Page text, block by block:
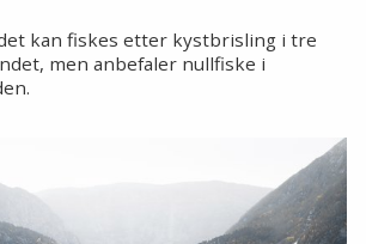
kan fiskes etter kystbrisling i tre
men anbefaler nullfiske i